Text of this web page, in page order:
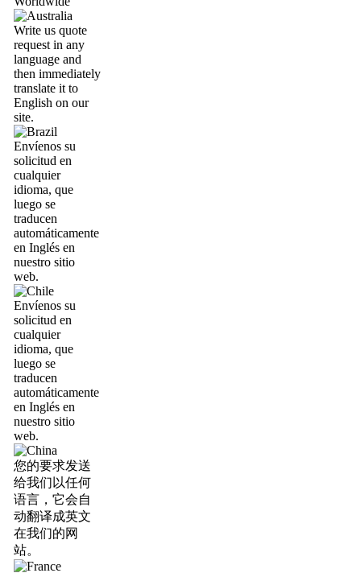
Write us quote
request in any
language and
then immediately
translate it to
English on our
site.
Envíenos su
solicitud en
cualquier
idioma, que
luego se
traducen
automáticamente
en Inglés en
nuestro sitio
web.
Envíenos su
solicitud en
cualquier
idioma, que
luego se
traducen
automáticamente
en Inglés en
nuestro sitio
web.
您的要求发送
给我们以任何
语言，它会自
动翻译成英文
在我们的网
站。